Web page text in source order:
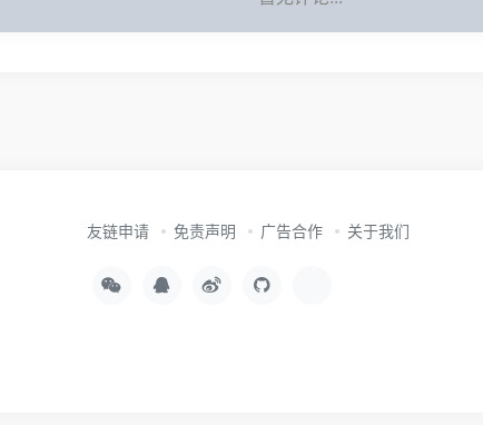
友链申请 免责声明 广告合作 关于我们